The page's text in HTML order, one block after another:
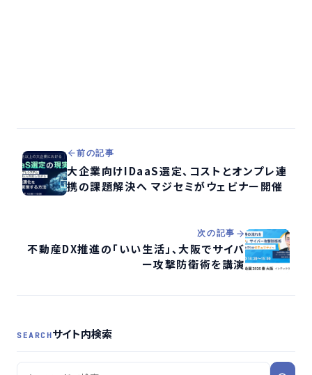
前の記事
大企業向けIDaaS選定、コストとオンプレ連
携の課題解決へ マジセミがウェビナー開催
次の記事
不動産DX推進の「いい生活」、大阪でサイバ
ー攻撃防衛術を講演
SEARCHサイト内検索